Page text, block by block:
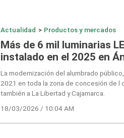
Actualidad > Productos y mercados
Más de 6 mil luminarias
instalado en el 2025 en
La modernización del alumbrado
2021 en toda la zona de concesión de l
también a La Libertad y Cajamarca.
18/03/2026 / 10:04 AM